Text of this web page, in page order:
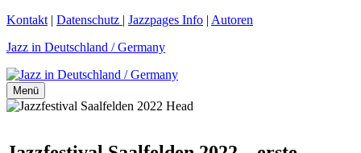
Zum
springen
Kontakt | Datenschutz | Jazzpages Info | Autoren
Jazz in Deutschland / Germany
Menü